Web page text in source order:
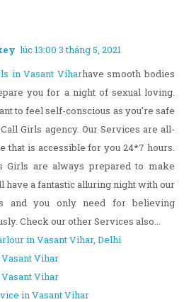
lúc 13:00 3 tháng 5, 2021
in Vasant Viharhave smooth bodies
you for a night of sexual loving.
to feel self-conscious as you’re safe
Girls agency. Our Services are all-
that is accessible for you 24*7 hours.
Girls are always prepared to make
have a fantastic alluring night with our
and you only need for believing
Check our other Services also...
in Vasant Vihar, Delhi
Vihar
Vihar
in Vasant Vihar